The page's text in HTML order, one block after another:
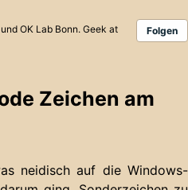
und OK Lab Bonn. Geek at
Folgen
Zeichen am
neidisch auf die Windows-